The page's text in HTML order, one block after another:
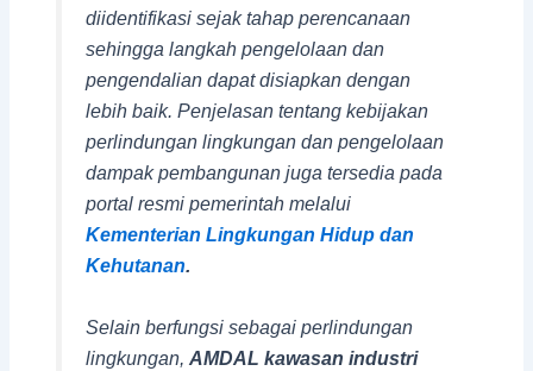
diidentifikasi sejak tahap perencanaan
sehingga langkah pengelolaan dan
pengendalian dapat disiapkan dengan
lebih baik. Penjelasan tentang kebijakan
perlindungan lingkungan dan pengelolaan
dampak pembangunan juga tersedia pada
portal resmi pemerintah melalui
Kementerian Lingkungan Hidup dan
Kehutanan.
Selain berfungsi sebagai perlindungan
lingkungan, AMDAL kawasan industri